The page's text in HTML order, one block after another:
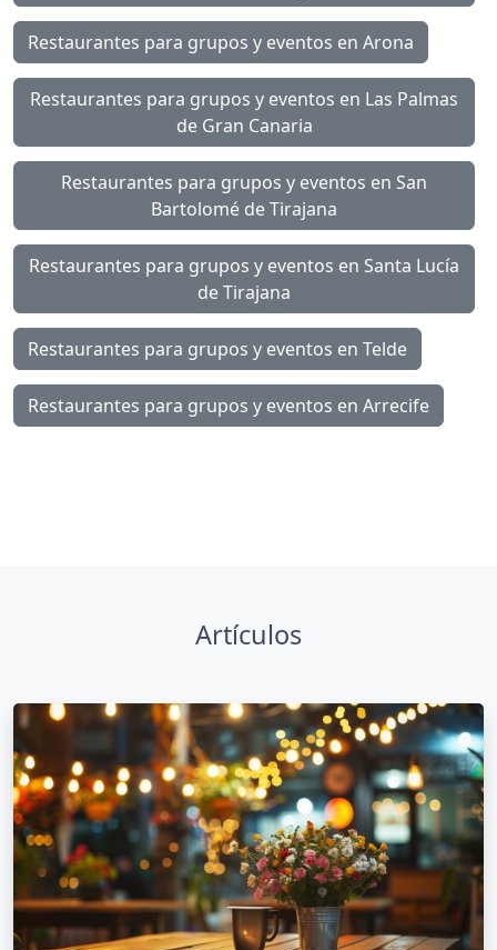
Restaurantes para grupos y eventos en Arona
Restaurantes para grupos y eventos en Las Palmas
de Gran Canaria
Restaurantes para grupos y eventos en San
Bartolomé de Tirajana
Restaurantes para grupos y eventos en Santa Lucía
de Tirajana
Restaurantes para grupos y eventos en Telde
Restaurantes para grupos y eventos en Arrecife
Artículos